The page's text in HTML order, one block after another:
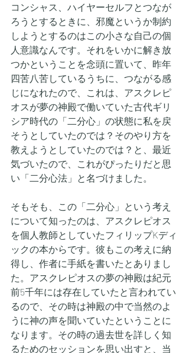
コンシャス、ハイヤーセルフとつなが
ろうとするときに、邪魔というか制約
しようとするのはこの小さな自己の個
人意識なんです。それをいかに解き放
つかということを念頭に置いて、昨年
四苦八苦しているうちに、つながる感
じになれたので、これは、アスクレピ
オスが夢の神殿で働いていた古代ギリ
シア時代の「二分心」の状態に私を戻
そうとしていたのでは？そのやり方を
教えようとしていたのでは？と、最近
気づいたので、これがぴったりだと思
い「二分心法」と名づけました。
そもそも、この「二分心」という考え
について知ったのは、アスクレピオス
を個人教師としていたフィリップKディ
ックの本からです。彼もこの考えに納
得し、作者に手紙を書いたとありまし
た。アスクレピオスの夢の神殿は紀元
前5千年には存在していたと言われてい
るので、その時は神殿の中で当然のよ
うに神の声を聞いていたということに
なります。その時の過去世を詳しく知
るためのセッションを思い出すと、当